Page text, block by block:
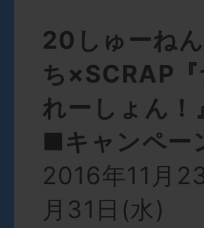
20しゅーね
ち×SCRAP
れーしょん！
■キャンペー
2016年11月
月31日(水)